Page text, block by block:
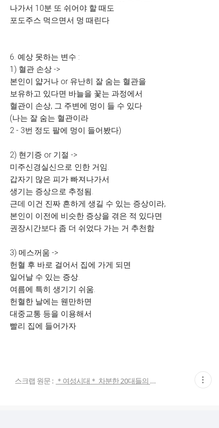
나가서 10분 또 쉬어야 할 때도
포도주스 먹으면서 멍 때린다
6. 예상 못하는 변수 :
1) 혈관 손상 ->
본인이 얇거나 or 유난히 잘 숨는 혈관을
보유하고 있다면 바늘을 꽃는 과정에서
혈관이 손상, 그 주변에 멍이 들 수 있다
(나는 잘 숨는 혈관이라
2 - 3번 정도 팔에 멍이 들어봤다)
2) 현기증 or 기절 ->
미주신경실신으로 인한 거임.
갑자기 많은 피가 빠져나가서
생기는 증상으로 추정됨.
근데 이건 진짜 흔하게 생길 수 있는 증상이라,
본인이 이전에 비슷한 증상을 겪은 적 있다면
권장시간보다 좀 더 쉬었다 가는 거 추천함
3) 메스꺼움 ->
헌혈 후 바로 걸어서 집에 가게 되면
일어날 수 있는 증상.
여름에 특히 생기기 쉬움.
헌혈한 날에는 웬만하면
대중교통 등을 이용해서
빨리 집에 들어가자
스크랩 원문 : ＊여성시대＊ 차분한 20대들의 알흠다운 공간 현
재